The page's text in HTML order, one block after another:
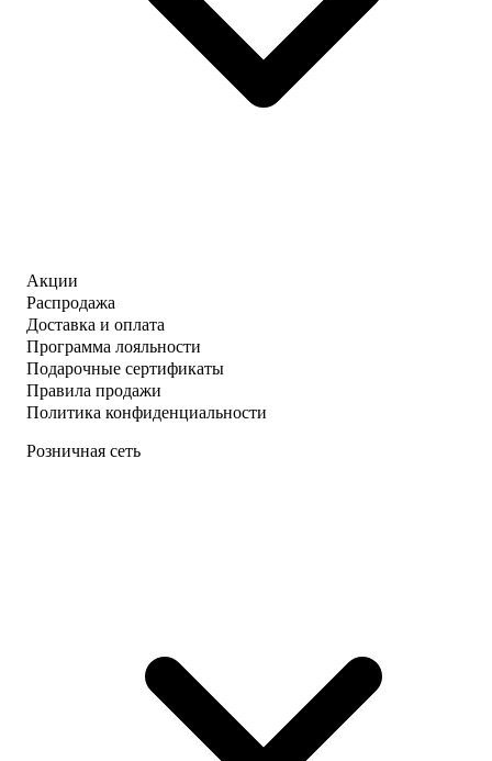
Акции
Распродажа
Доставка и оплата
Программа лояльности
Подарочные сертификаты
Правила продажи
Политика конфиденциальности
Розничная сеть